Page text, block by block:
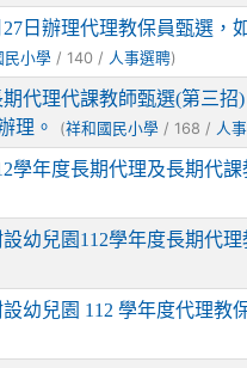
日辦理代理教保員甄選，
民小學 / 140 / 人事選聘)
代理代課教師甄選(第三
理。
(祥和國民小學 / 168 / 人
學年度長期代理及長期代
幼兒園112學年度長期代
幼兒園 112 學年度代理教